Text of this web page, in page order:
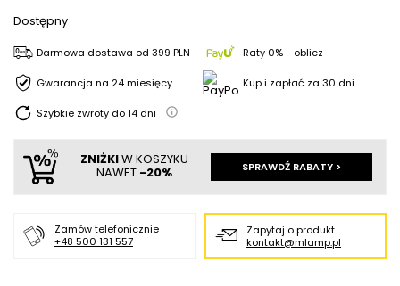
Dostępny
Darmowa dostawa od 399 PLN Raty 0% - oblicz
Gwarancja na 24 miesięcy Kup i zapłać za 30 dni
Szybkie zwroty do14 dni
ZNIŻKIW KOSZYKU
NAWET -20% SPRAWDŹ RABATY >
Zamów telefonicznie
+48 500 131 557
Zapytaj o produkt
kontakt@mlamp.pl